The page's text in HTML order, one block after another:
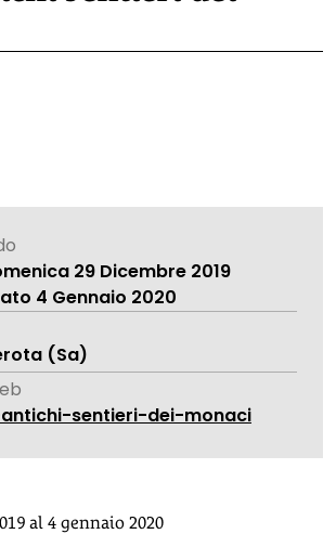
29 Dicembre 2019
4 Gennaio 2020
(Sa)
sentieri-dei-monaci
al 4 gennaio 2020